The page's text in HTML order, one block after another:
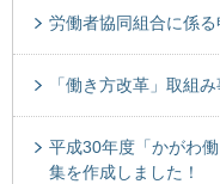
労働者協同組合に係
「働き方改革」取組
平成30年度「かがわ
集を作成しました！